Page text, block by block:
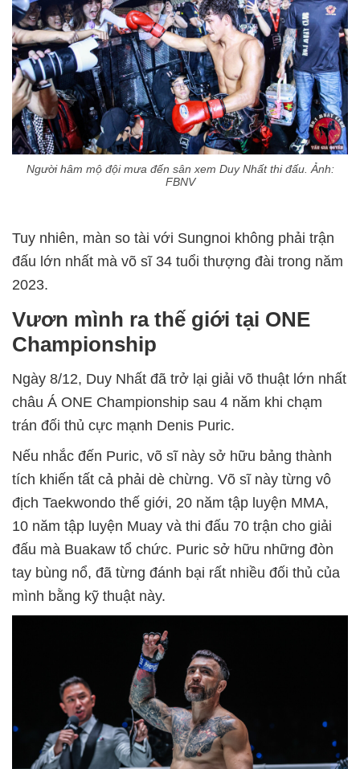
Người hâm mộ đội mưa đến sân xem Duy Nhất thi đấu. Ảnh:
FBNV
Tuy nhiên, màn so tài với Sungnoi không phải trận
đấu lớn nhất mà võ sĩ 34 tuổi thượng đài trong năm
2023.
Vươn mình ra thế giới tại ONE
Championship
Ngày 8/12, Duy Nhất đã trở lại giải võ thuật lớn nhất
châu Á ONE Championship sau 4 năm khi chạm
trán đối thủ cực mạnh Denis Puric.
Nếu nhắc đến Puric, võ sĩ này sở hữu bảng thành
tích khiến tất cả phải dè chừng. Võ sĩ này từng vô
địch Taekwondo thế giới, 20 năm tập luyện MMA,
10 năm tập luyện Muay và thi đấu 70 trận cho giải
đấu mà Buakaw tổ chức. Puric sở hữu những đòn
tay bùng nổ, đã từng đánh bại rất nhiều đối thủ của
mình bằng kỹ thuật này.